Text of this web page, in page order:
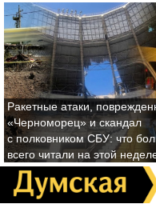
Ракетные атаки,
«Черноморец» и скандал
с полковником СБУ: что
всего читали на этой